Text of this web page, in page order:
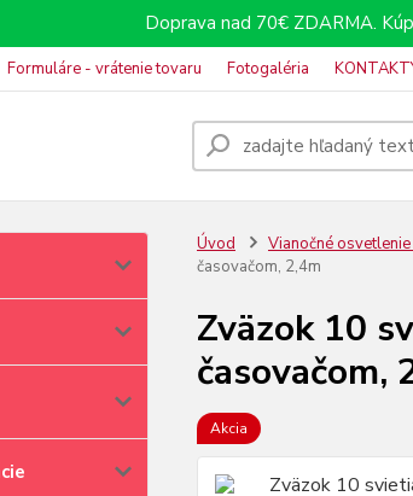
Doprava nad 70€ ZDARMA.
Formuláre - vrátenie tovaru Fotogaléria
Úvod Vianočné osvetlenie
časovačom, 2,4m
Zväzok 10
časovačom,
Akcia